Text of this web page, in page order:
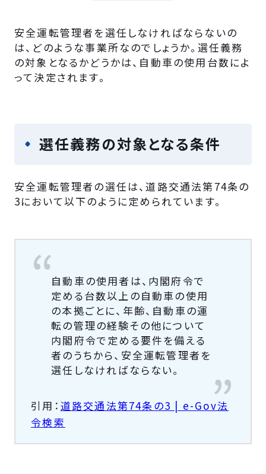
安全運転管理者を選任しなければならないの
は、どのような事業所なのでしょうか。選任義務
の対象となるかどうかは、自動車の使用台数によ
って決定されます。
選任義務の対象となる条件
安全運転管理者の選任は、道路交通法第74条の
3において以下のように定められています。
自動車の使用者は、内閣府令で
定める台数以上の自動車の使用
の本拠ごとに、年齢、自動車の運
転の管理の経験その他について
内閣府令で定める要件を備える
者のうちから、安全運転管理者を
選任しなければならない。
引用： 道路交通法第74条の3 | e-Gov法
令検索